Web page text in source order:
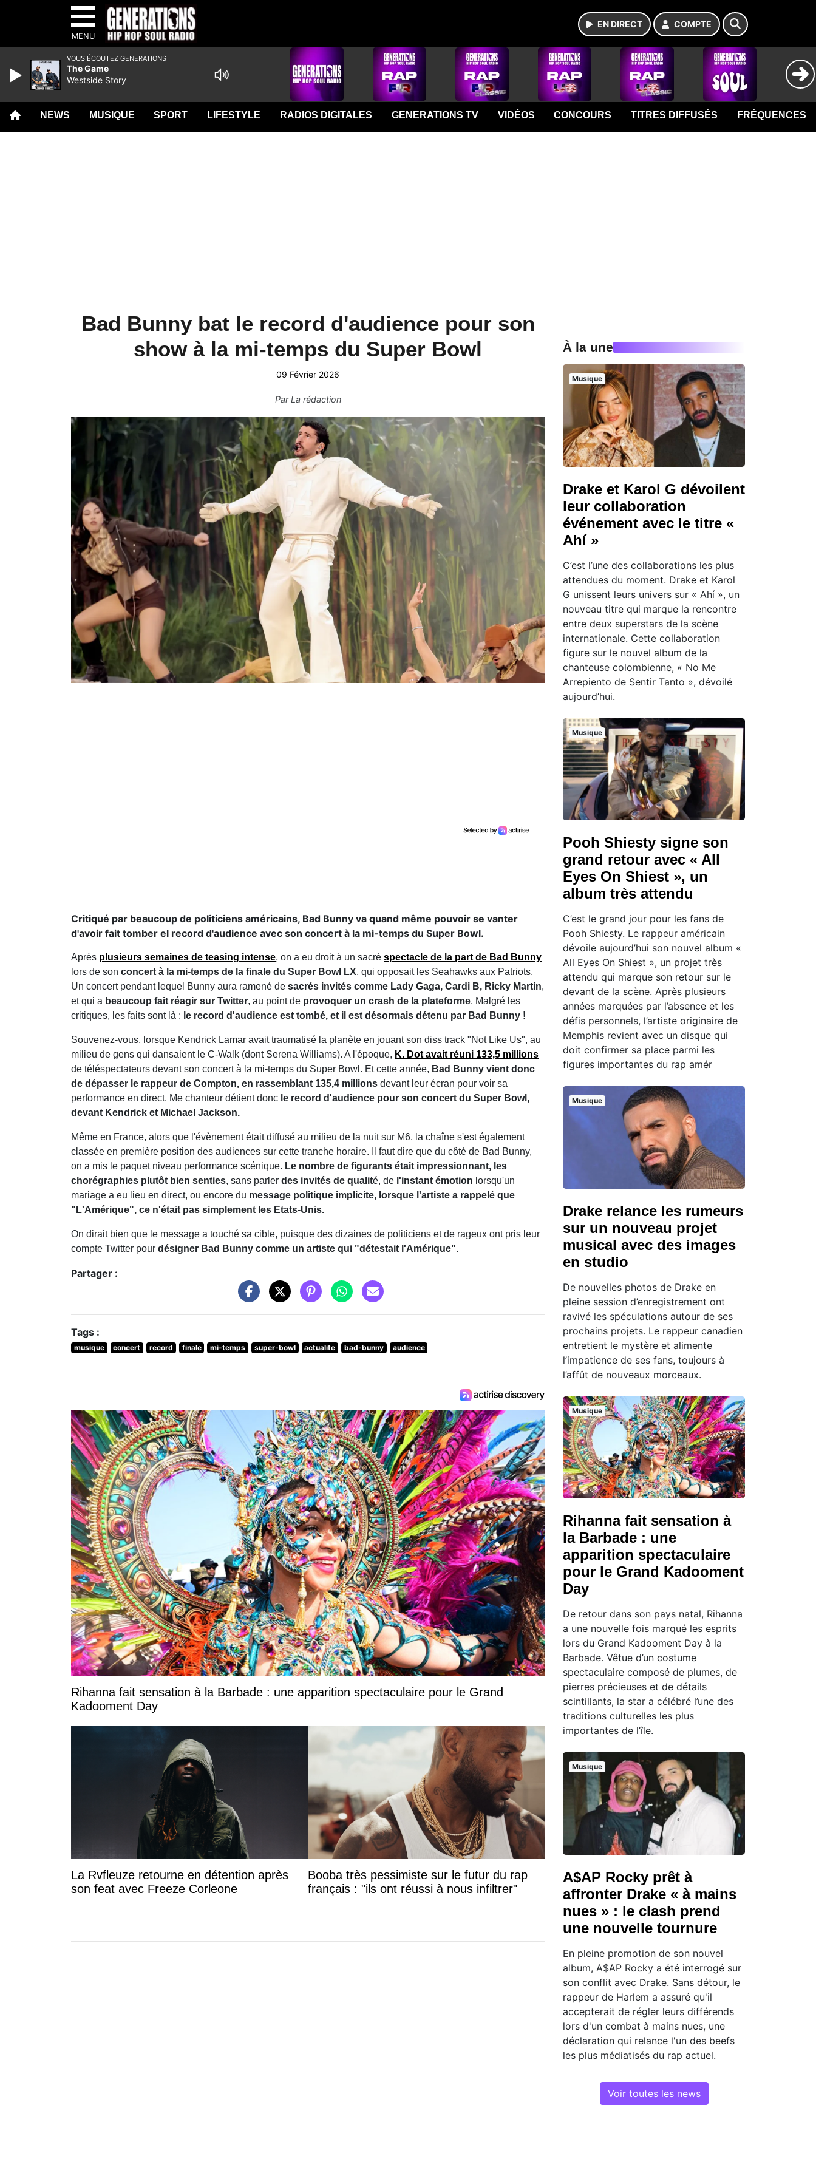
MENU
EN DIRECT COMPTE
NEWS MUSIQUE SPORT LIFESTYLE RADIOS DIGITALES GENERATIONS TV VIDÉOS CONCOURS TITRES DIFFUSÉS FRÉQUENCES
Bad Bunny bat le record d'audience pour son
show à la mi-temps du Super Bowl
09 Février 2026
ParLa rédaction
Critiqué par beaucoup de politiciens américains, Bad Bunny va quand même pouvoir se vanter
d'avoir fait tomber el record d'audience avec son concert à la mi-temps du Super Bowl.
Après plusieurs semaines de teasing intense, on a eu droit à un sacré spectacle de la part de Bad Bunny
lors de son concert à la mi-temps de la finale du Super Bowl LX, qui opposait les Seahawks aux Patriots.
Un concert pendant lequel Bunny aura ramené de sacrés invités comme Lady Gaga, Cardi B, Ricky Martin,
et qui a beaucoup fait réagir sur Twitter, au point de provoquer un crash de la plateforme. Malgré les
critiques, les faits sont là : le record d'audience est tombé, et il est désormais détenu par Bad Bunny !
Souvenez-vous, lorsque Kendrick Lamar avait traumatisé la planète en jouant son diss track "Not Like Us", au
milieu de gens qui dansaient le C-Walk (dont Serena Williams). A l'époque, K. Dot avait réuni 133,5 millions
de téléspectateurs devant son concert à la mi-temps du Super Bowl. Et cette année, Bad Bunny vient donc
de dépasser le rappeur de Compton, en rassemblant 135,4 millions devant leur écran pour voir sa
performance en direct. Me chanteur détient donc le record d'audience pour son concert du Super Bowl,
devant Kendrick et Michael Jackson.
Même en France, alors que l'évènement était diffusé au milieu de la nuit sur M6, la chaîne s'est également
classée en première position des audiences sur cette tranche horaire. Il faut dire que du côté de Bad Bunny,
on a mis le paquet niveau performance scénique. Le nombre de figurants était impressionnant, les
chorégraphies plutôt bien senties, sans parler des invités de qualité, de l'instant émotion lorsqu'un
mariage a eu lieu en direct, ou encore du message politique implicite, lorsque l'artiste a rappelé que
"L'Amérique", ce n'était pas simplement les Etats-Unis.
On dirait bien que le message a touché sa cible, puisque des dizaines de politiciens et de rageux ont pris leur
compte Twitter pour désigner Bad Bunny comme un artiste qui "détestait l'Amérique".
Partager :
Tags :
musique concert record finale mi-temps super-bowl actualite bad-bunny audience
Rihanna fait sensation à la Barbade : une apparition spectaculaire pour le Grand
Kadooment Day
La Rvfleuze retourne en détention après
son feat avec Freeze Corleone
Booba très pessimiste sur le futur du rap
français : "ils ont réussi à nous infiltrer"
À la une
Musique
Drake et Karol G dévoilent
leur collaboration
événement avec le titre «
Ahí »
C’est l’une des collaborations les plus
attendues du moment. Drake et Karol
G unissent leurs univers sur « Ahí », un
nouveau titre qui marque la rencontre
entre deux superstars de la scène
internationale. Cette collaboration
figure sur le nouvel album de la
chanteuse colombienne, « No Me
Arrepiento de Sentir Tanto », dévoilé
aujourd’hui.
Musique
Pooh Shiesty signe son
grand retour avec « All
Eyes On Shiest », un
album très attendu
C’est le grand jour pour les fans de
Pooh Shiesty. Le rappeur américain
dévoile aujourd’hui son nouvel album «
All Eyes On Shiest », un projet très
attendu qui marque son retour sur le
devant de la scène. Après plusieurs
années marquées par l’absence et les
défis personnels, l’artiste originaire de
Memphis revient avec un disque qui
doit confirmer sa place parmi les
figures importantes du rap amér
Musique
Drake relance les rumeurs
sur un nouveau projet
musical avec des images
en studio
De nouvelles photos de Drake en
pleine session d’enregistrement ont
ravivé les spéculations autour de ses
prochains projets. Le rappeur canadien
entretient le mystère et alimente
l’impatience de ses fans, toujours à
l’affût de nouveaux morceaux.
Musique
Rihanna fait sensation à
la Barbade : une
apparition spectaculaire
pour le Grand Kadooment
Day
De retour dans son pays natal, Rihanna
a une nouvelle fois marqué les esprits
lors du Grand Kadooment Day à la
Barbade. Vêtue d’un costume
spectaculaire composé de plumes, de
pierres précieuses et de détails
scintillants, la star a célébré l’une des
traditions culturelles les plus
importantes de l’île.
Musique
A$AP Rocky prêt à
affronter Drake « à mains
nues » : le clash prend
une nouvelle tournure
En pleine promotion de son nouvel
album, A$AP Rocky a été interrogé sur
son conflit avec Drake. Sans détour, le
rappeur de Harlem a assuré qu'il
accepterait de régler leurs différends
lors d'un combat à mains nues, une
déclaration qui relance l'un des beefs
les plus médiatisés du rap actuel.
Voir toutes les news
VOUS ÉCOUTEZ GENERATIONS
The Game
Westside Story